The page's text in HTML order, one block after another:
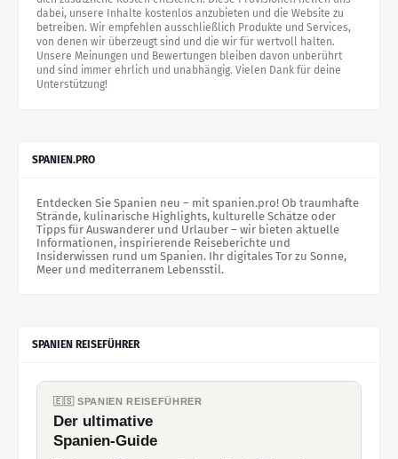
dabei, unsere Inhalte kostenlos anzubieten und die Website zu
betreiben. Wir empfehlen ausschließlich Produkte und Services,
von denen wir überzeugt sind und die wir für wertvoll halten.
Unsere Meinungen und Bewertungen bleiben davon unberührt
und sind immer ehrlich und unabhängig. Vielen Dank für deine
Unterstützung!
SPANIEN.PRO
Entdecken Sie Spanien neu – mit spanien.pro! Ob traumhafte
Strände, kulinarische Highlights, kulturelle Schätze oder
Tipps für Auswanderer und Urlauber – wir bieten aktuelle
Informationen, inspirierende Reiseberichte und
Insiderwissen rund um Spanien. Ihr digitales Tor zu Sonne,
Meer und mediterranem Lebensstil.
SPANIEN REISEFÜHRER
🇪🇸 SPANIEN REISEFÜHRER
Der ultimative
Spanien-Guide